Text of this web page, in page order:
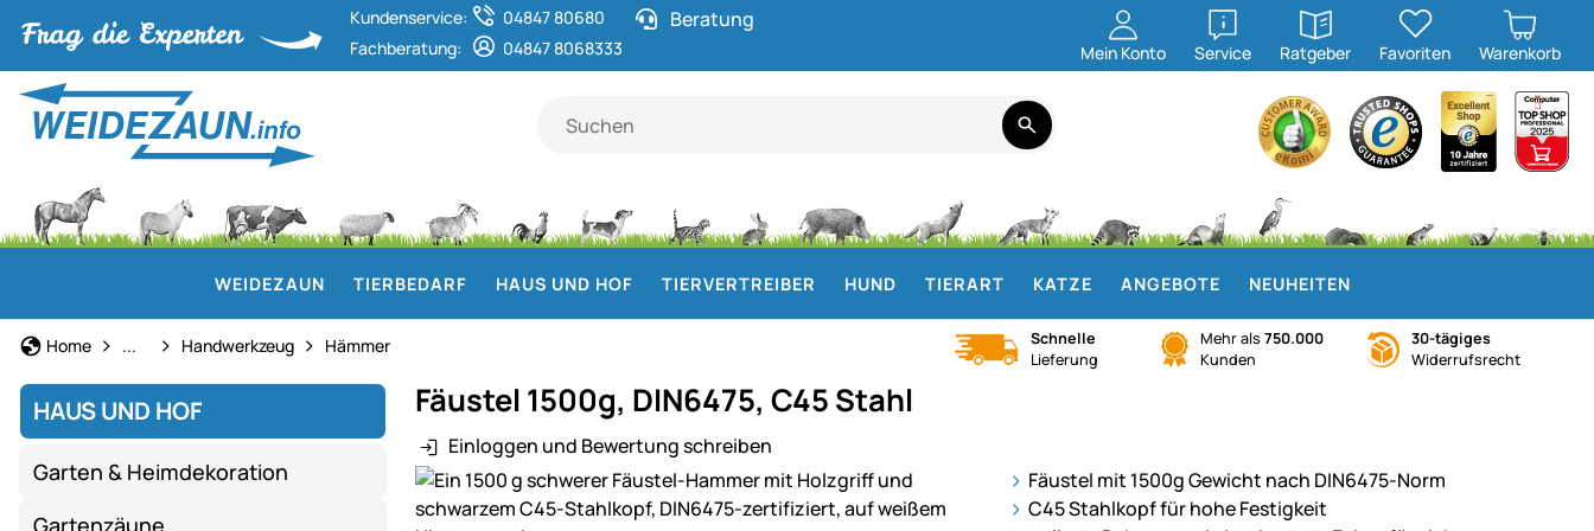
Kundenservice:
04847 80680
Fachberatung:
04847 8068333
Beratung
Mein Konto Service
öffnen
Ratgeber
öffnen
Favoriten Warenkorb
WEIDEZAUN TIERBEDARF HAUS UND HOF TIERVERTREIBER HUND TIERART KATZE ANGEBOTE NEUHEITEN
Home Werkzeug & Werkstatt
... Handwerkzeug Hämmer
Schnelle
Lieferung
Mehr als 750.000
Kunden
30-tägiges
Widerrufsrecht
HAUS UND HOF
Garten & Heimdekoration
Gartenzäune
Fäustel 1500g, DIN6475, C45 Stahl
Einloggen und Bewertung schreiben
Produktgalerie
Fäustel mit 1500g Gewicht nach DIN6475-Norm
C45 Stahlkopf für hohe Festigkeit